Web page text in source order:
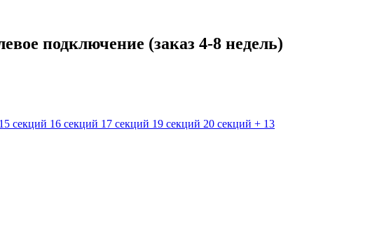
подключение (заказ 4-8 недель)
15 секций 16 секций 17 секций 19 секций 20 секций + 13